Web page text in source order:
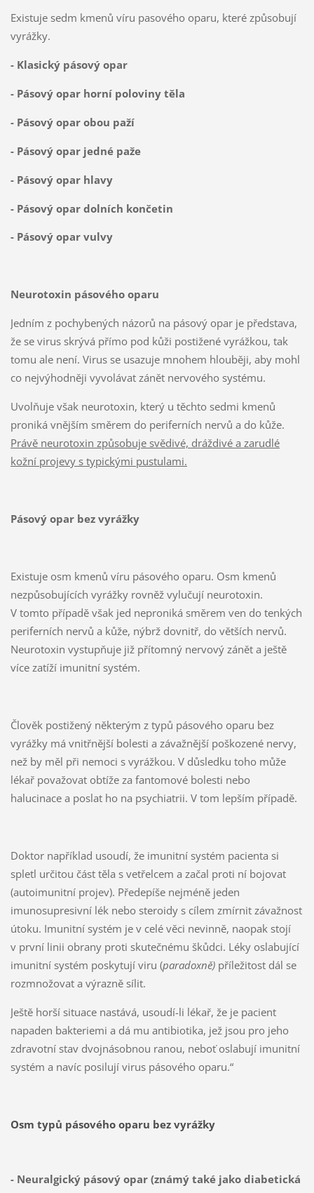
Existuje sedm kmenů víru pasového oparu, které způsobují
vyrážky.
- Klasický pásový opar
- Pásový opar horní poloviny těla
- Pásový opar obou paží
- Pásový opar jedné paže
- Pásový opar hlavy
- Pásový opar dolních končetin
- Pásový opar vulvy
Neurotoxin pásového oparu
Jedním z pochybených názorů na pásový opar je představa,
že se virus skrývá přímo pod kůži postižené vyrážkou, tak
tomu ale není. Virus se usazuje mnohem hlouběji, aby mohl
co nejvýhodněji vyvolávat zánět nervového systému.
Uvolňuje však neurotoxin, který u těchto sedmi kmenů
proniká vnějším směrem do periferních nervů a do kůže.
Právě neurotoxin způsobuje svědivé, dráždivé a zarudlé
kožní projevy s typickými pustulami.
Pásový opar bez vyrážky
Existuje osm kmenů víru pásového oparu. Osm kmenů
nezpůsobujících vyrážky rovněž vylučují neurotoxin.
V tomto případě však jed neproniká směrem ven do tenkých
periferních nervů a kůže, nýbrž dovnitř, do větších nervů.
Neurotoxin vystupňuje již přítomný nervový zánět a ještě
více zatíží imunitní systém.
Člověk postižený některým z typů pásového oparu bez
vyrážky má vnitřnější bolesti a závažnější poškozené nervy,
než by měl při nemoci s vyrážkou. V důsledku toho může
lékař považovat obtíže za fantomové bolesti nebo
halucinace a poslat ho na psychiatrii. V tom lepším případě.
Doktor například usoudí, že imunitní systém pacienta si
spletl určitou část těla s vetřelcem a začal proti ní bojovat
(autoimunitní projev). Předepíše nejméně jeden
imunosupresivní lék nebo steroidy s cílem zmírnit závažnost
útoku. Imunitní systém je v celé věci nevinně, naopak stojí
v první linii obrany proti skutečnému škůdci. Léky oslabující
imunitní systém poskytují viru (paradoxně)příležitost dál se
rozmnožovat a výrazně sílit.
Ještě horší situace nastává, usoudí-li lékař, že je pacient
napaden bakteriemi a dá mu antibiotika, jež jsou pro jeho
zdravotní stav dvojnásobnou ranou, neboť oslabují imunitní
systém a navíc posilují virus pásového oparu.“
Osm typů pásového oparu bez vyrážky
- Neuralgický pásový opar (známý také jako diabetická